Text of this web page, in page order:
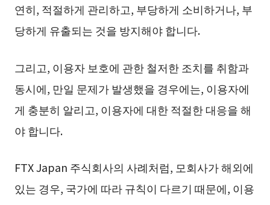
연히, 적절하게 관리하고, 부당하게 소비하거나, 부
당하게 유출되는 것을 방지해야 합니다.
그리고, 이용자 보호에 관한 철저한 조치를 취함과
동시에, 만일 문제가 발생했을 경우에는, 이용자에
게 충분히 알리고, 이용자에 대한 적절한 대응을 해
야 합니다.
FTX Japan 주식회사의 사례처럼, 모회사가 해외에
있는 경우, 국가에 따라 규칙이 다르기 때문에, 이용